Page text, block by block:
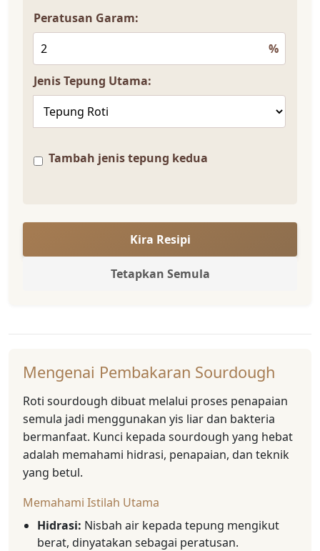
Peratusan Garam:
%
Jenis Tepung Utama:
Tambah jenis tepung kedua
Kira Resipi
Tetapkan Semula
Mengenai Pembakaran Sourdough
Roti sourdough dibuat melalui proses penapaian
semula jadi menggunakan yis liar dan bakteria
bermanfaat. Kunci kepada sourdough yang hebat
adalah memahami hidrasi, penapaian, dan teknik
yang betul.
Memahami Istilah Utama
Hidrasi: Nisbah air kepada tepung mengikut
berat, dinyatakan sebagai peratusan.